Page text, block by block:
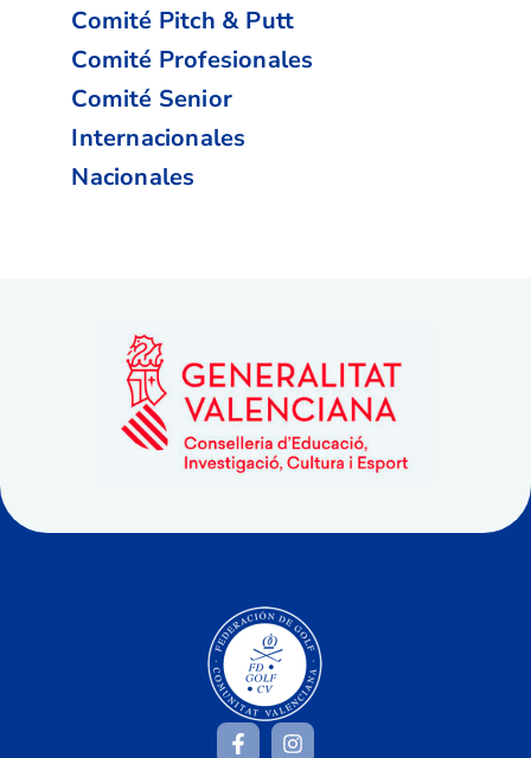
Comité Pitch & Putt
Comité Profesionales
Comité Senior
Internacionales
Nacionales